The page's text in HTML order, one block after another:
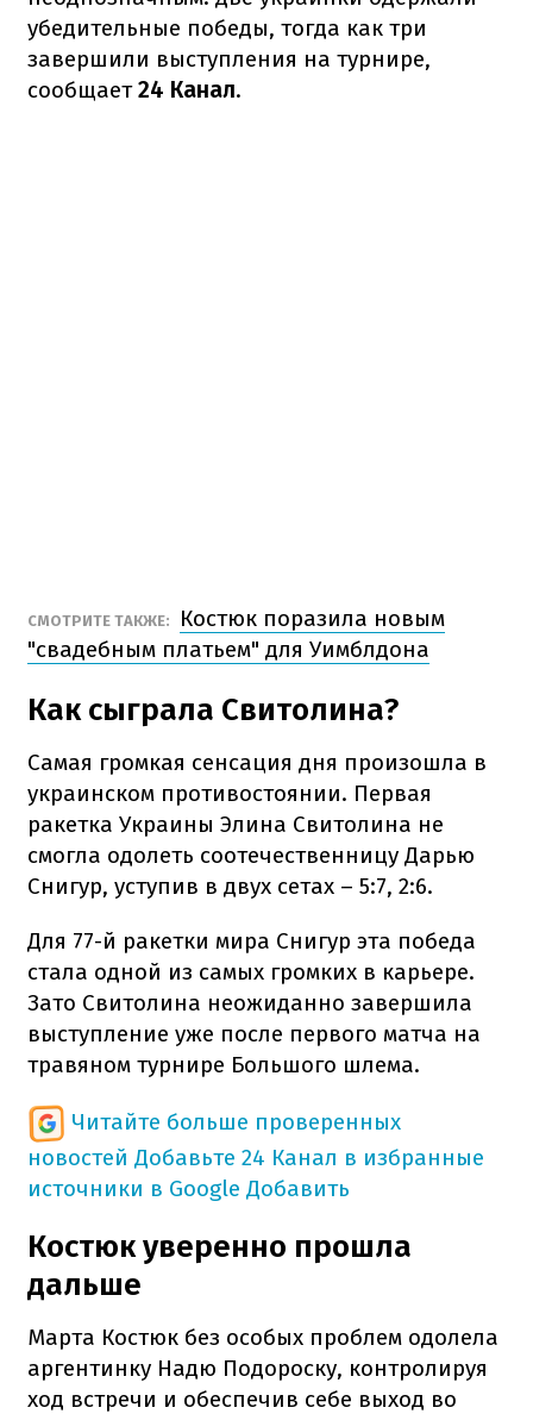
убедительные победы, тогда как три
завершили выступления на турнире,
сообщает24 Канал.
СМОТРИТЕ ТАКЖЕ:
Костюк поразила новым
"свадебным платьем" для Уимблдона
Как сыграла Свитолина?
Самая громкая сенсация дня произошла в
украинском противостоянии. Первая
ракетка Украины Элина Свитолина не
смогла одолеть соотечественницу Дарью
Снигур, уступив в двух сетах – 5:7, 2:6.
Для 77-й ракетки мира Снигур эта победа
стала одной из самых громких в карьере.
Зато Свитолина неожиданно завершила
выступление уже после первого матча на
травяном турнире Большого шлема.
Читайте больше проверенных
новостей Добавьте 24 Канал в избранные
источники в Google Добавить
Костюк уверенно прошла
дальше
Марта Костюк без особых проблем одолела
аргентинку Надю Подороску, контролируя
ход встречи и обеспечив себе выход во